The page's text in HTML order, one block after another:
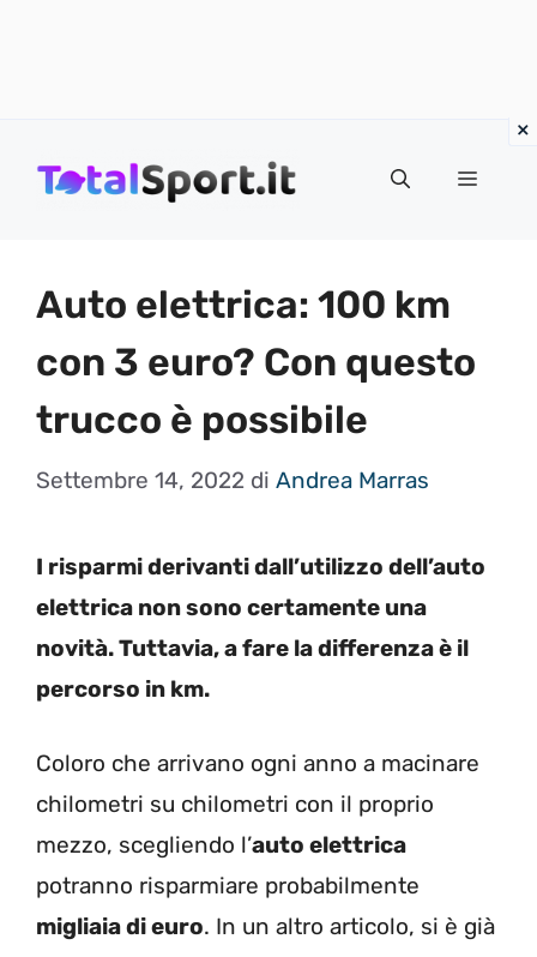
MENU
Auto elettrica: 100 km
con 3 euro? Con questo
trucco è possibile
Settembre 14, 2022 di Andrea Marras
I risparmi derivanti dall’utilizzo dell’auto
elettrica non sono certamente una
novità. Tuttavia, a fare la differenza è il
percorso in km.
Coloro che arrivano ogni anno a macinare
chilometri su chilometri con il proprio
mezzo, scegliendo l’auto elettrica
potranno risparmiare probabilmente
migliaia di euro. In un altro articolo, si è già